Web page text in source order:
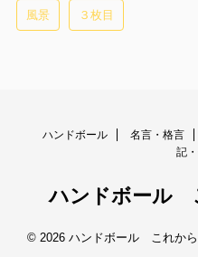
風景 ３枚目
ハンドボール 名言・格言
記
ハンドボール
© 2026 ハンドボール これか